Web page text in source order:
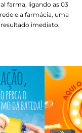
farma, ligando as 03
e a farmácia, uma
imediato.